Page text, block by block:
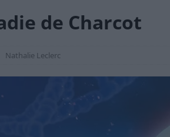
de Charcot
Nathalie Leclerc